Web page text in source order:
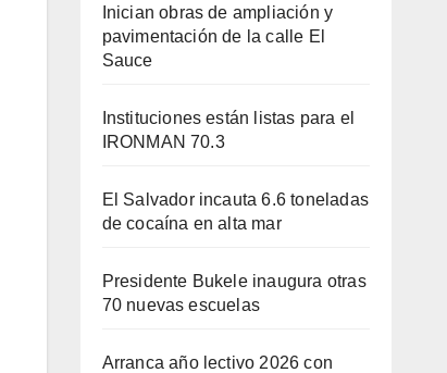
Inician obras de ampliación y
pavimentación de la calle El
Sauce
Instituciones están listas para el
IRONMAN 70.3
El Salvador incauta 6.6 toneladas
de cocaína en alta mar
Presidente Bukele inaugura otras
70 nuevas escuelas
Arranca año lectivo 2026 con